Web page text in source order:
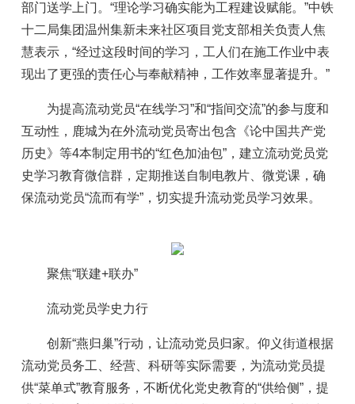
部门送学上门。“理论学习确实能为工程建设赋能。”中铁
十二局集团温州集新未来社区项目党支部相关负责人焦
慧表示，“经过这段时间的学习，工人们在施工作业中表
现出了更强的责任心与奉献精神，工作效率显著提升。”
为提高流动党员“在线学习”和“指间交流”的参与度和
互动性，鹿城为在外流动党员寄出包含《论中国共产党
历史》等4本制定用书的“红色加油包”，建立流动党员党
史学习教育微信群，定期推送自制电教片、微党课，确
保流动党员“流而有学”，切实提升流动党员学习效果。
聚焦“联建+联办”
流动党员学史力行
创新“燕归巢”行动，让流动党员归家。仰义街道根据
流动党员务工、经营、科研等实际需要，为流动党员提
供“菜单式”教育服务，不断优化党史教育的“供给侧”，提